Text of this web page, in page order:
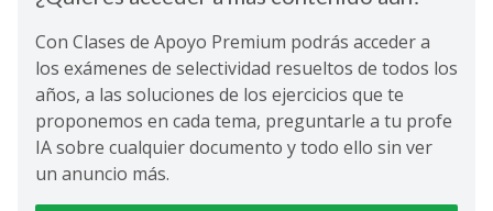
Con Clases de Apoyo Premium podrás acceder a
los exámenes de selectividad resueltos de todos los
años, a las soluciones de los ejercicios que te
proponemos en cada tema, preguntarle a tu profe
IA sobre cualquier documento y todo ello sin ver
un anuncio más.